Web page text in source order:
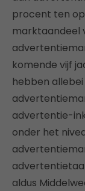
procent ten
marktaandeel
komende vijf
hebben
advertentie-
onder het
aldus